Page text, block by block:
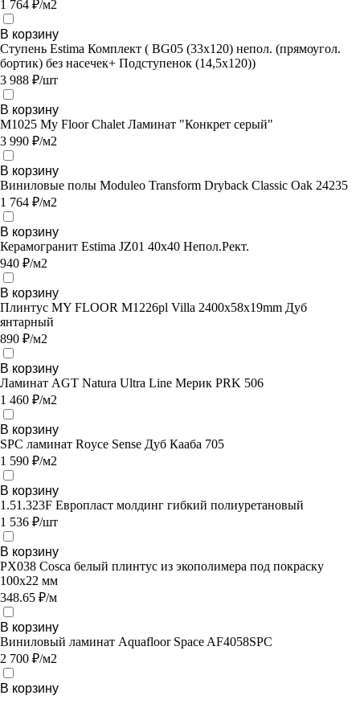
1 764 ₽/м2
В корзину
Ступень Estima Комплект ( BG05 (33x120) непол. (прямоугол.
бортик) без насечек+ Подступенок (14,5x120))
3 988 ₽/шт
В корзину
M1025 My Floor Chalet Ламинат "Конкрет серый"
3 990 ₽/м2
В корзину
Виниловые полы Moduleo Transform Dryback Classic Oak 24235
1 764 ₽/м2
В корзину
Керамогранит Estima JZ01 40x40 Непол.Рект.
940 ₽/м2
В корзину
Плинтус MY FLOOR M1226pl Villa 2400х58х19mm Дуб
янтарный
890 ₽/м2
В корзину
Ламинат AGT Natura Ultra Line Мерик PRK 506
1 460 ₽/м2
В корзину
SPC ламинат Royce Sense Дуб Кааба 705
1 590 ₽/м2
В корзину
1.51.323F Европласт молдинг гибкий полиуретановый
1 536 ₽/шт
В корзину
PX038 Cosca белый плинтус из экополимера под покраску
100х22 мм
348.65 ₽/м
В корзину
Виниловый ламинат Aquafloor Space AF4058SPC
2 700 ₽/м2
В корзину